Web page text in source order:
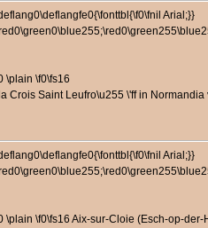
Arial;}}
\plain \f0\fs16
Crois Saint Leufro\u255 \'ff in
Arial;}}
\plain \f0\fs16 Aix-sur-Cloie (Esch-op-